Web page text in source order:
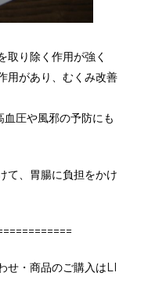
取り除く作用が強く
用があり、むくみ改善
圧や風邪の予防にも
て、胃腸に負担をかけ
せ・商品のご購入はLI